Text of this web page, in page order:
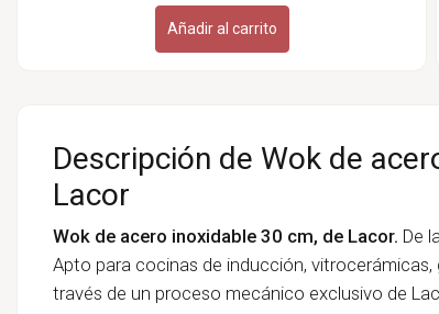
Añadir al carrito
Descripción de Wok de
Lacor
Wok de acero inoxidable 30 cm, de Lacor. De
Apto para cocinas de inducción, vitrocerámicas,
través de un proceso mecánico exclusivo de